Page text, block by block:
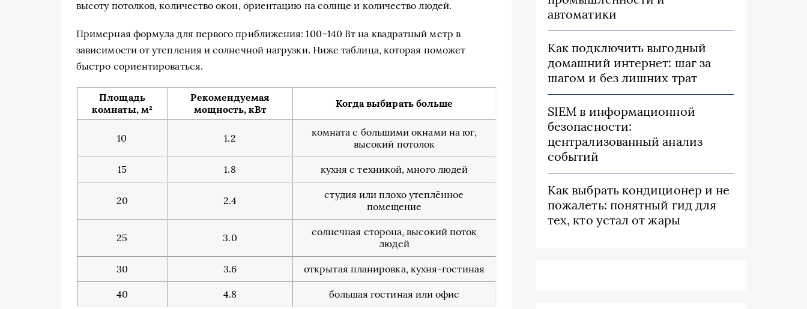
высоту потолков, количество окон, ориентацию на солнце и количество людей.
Примерная формула для первого приближения: 100–140 Вт на квадратный метр в
зависимости от утепления и солнечной нагрузки. Ниже таблица, которая поможет
быстро сориентироваться.
Площадь
комнаты, м²
Рекомендуемая
мощность, кВт
Когда выбирать больше
10 1.2
комната с большими окнами на юг,
высокий потолок
15 1.8 кухня с техникой, много людей
20 2.4
студия или плохо утеплённое
помещение
25 3.0
солнечная сторона, высокий поток
людей
30 3.6 открытая планировка, кухня-гостиная
40 4.8 большая гостиная или офис
автоматики
Как подключить выгодный
домашний интернет: шаг за
шагом и без лишних трат
SIEM в информационной
безопасности:
централизованный анализ
событий
Как выбрать кондиционер и не
пожалеть: понятный гид для
тех, кто устал от жары